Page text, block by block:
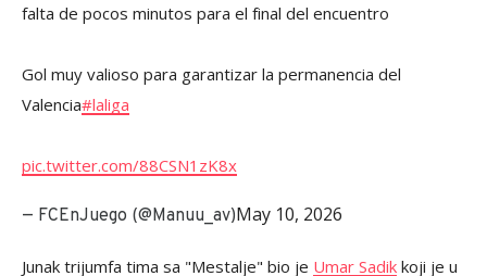
falta de pocos minutos para el final del encuentro
Gol muy valioso para garantizar la permanencia del
Valencia#laliga
pic.twitter.com/88CSN1zK8x
— FCEnJuego (@Manuu_av)May 10, 2026
Junak trijumfa tima sa "Mestalje" bio je Umar Sadik koji je u